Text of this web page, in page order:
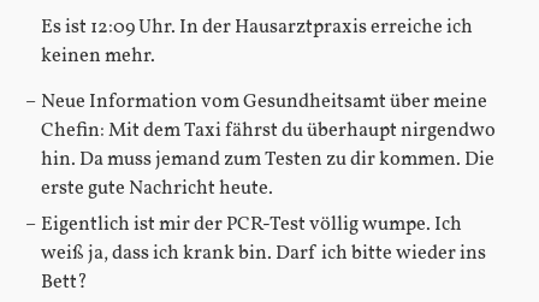
Es ist 12:09 Uhr. In der Hausarztpraxis erreiche ich
keinen mehr.
Neue Information vom Gesundheitsamt über meine
Chefin: Mit dem Taxi fährst du überhaupt nirgendwo
hin. Da muss jemand zum Testen zu dir kommen. Die
erste gute Nachricht heute.
Eigentlich ist mir der PCR-Test völlig wumpe. Ich
weiß ja, dass ich krank bin. Darf ich bitte wieder ins
Bett?